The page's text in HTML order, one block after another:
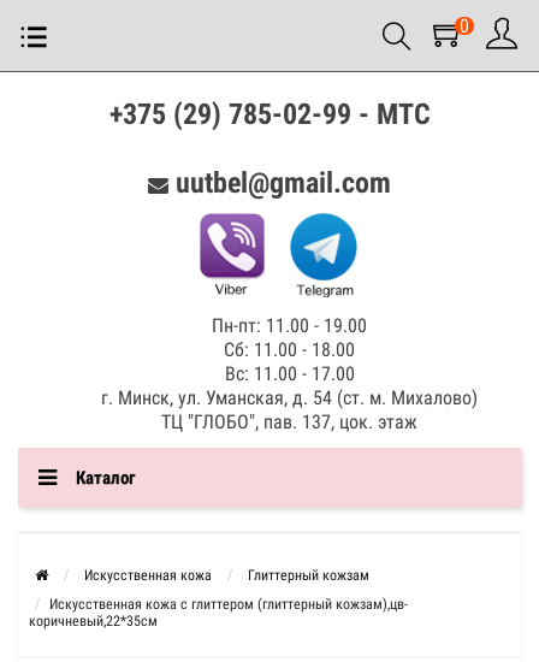
0
+375 (29) 785-02-99 - МТС
uutbel@gmail.com
Пн-пт: 11.00 - 19.00
Сб: 11.00 - 18.00
Вс: 11.00 - 17.00
г. Минск, ул. Уманская, д. 54 (ст. м. Михалово)
ТЦ "ГЛОБО", пав. 137, цок. этаж
Каталог
Искусственная кожа
Глиттерный кожзам
Искусственная кожа с глиттером (глиттерный кожзам),цв-
коричневый,22*35см